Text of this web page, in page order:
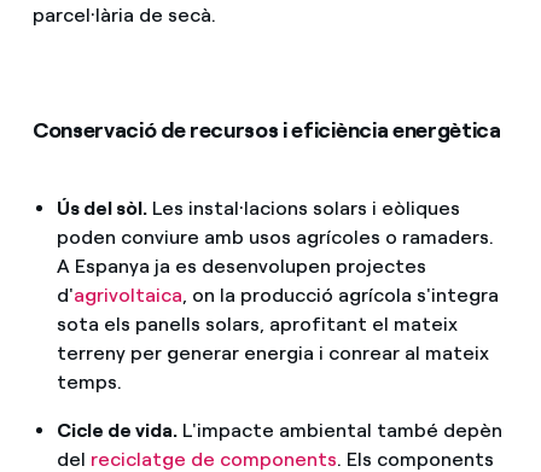
parcel·lària de secà.
Conservació de recursos i eficiència energètica
Ús del sòl.Les instal·lacions solars i eòliques
poden conviure amb usos agrícoles o ramaders.
A Espanya ja es desenvolupen projectes
d'agrivoltaica , on la producció agrícola s'integra
sota els panells solars, aprofitant el mateix
terreny per generar energia i conrear al mateix
temps.
Cicle de vida.L'impacte ambiental també depèn
del reciclatge de components. Els components